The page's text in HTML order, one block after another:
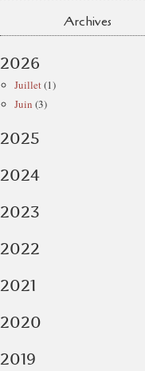
Archives
2026
Juillet(1)
Juin (3)
2025
2024
2023
2022
2021
2020
2019